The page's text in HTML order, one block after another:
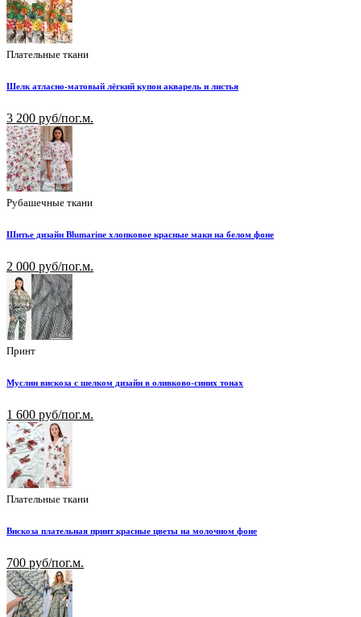
Плательные ткани
Шелк атласно-матовый лёгкий купон акварель и листья
3 200 руб/пог.м.
Рубашечные ткани
Шитье дизайн Blumarine хлопковое красные маки на белом фоне
2 000 руб/пог.м.
Принт
Муслин вискоза с шелком дизайн в оливково-синих тонах
1 600 руб/пог.м.
Плательные ткани
Вискоза плательная принт красные цветы на молочном фоне
700 руб/пог.м.